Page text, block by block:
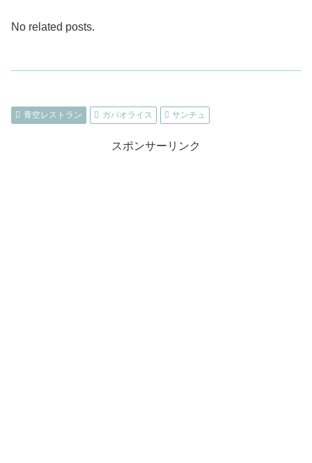
No related posts.
青空レストラン ガパオライス サンチュ
スポンサーリンク